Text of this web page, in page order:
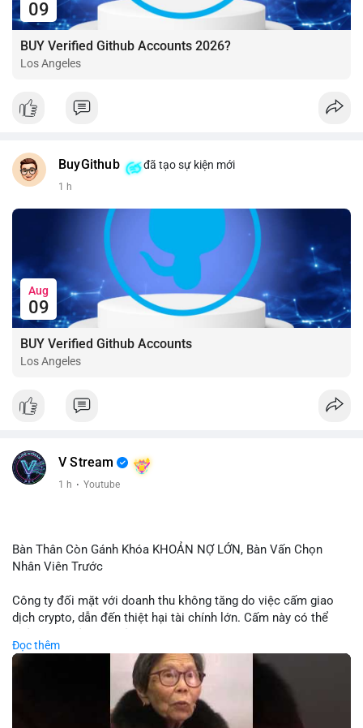
09
BUY Verified Github Accounts 2026?
Los Angeles
BuyGithub đã tạo sự kiện mới
1 h
Aug
09
BUY Verified Github Accounts
Los Angeles
V Stream
1 h · Youtube
Bàn Thân Còn Gánh Khóa KHOẢN NỢ LỚN, Bàn Vấn Chọn
Nhân Viên Trước
Công ty đối mặt với doanh thu không tăng do việc cấm giao
dịch crypto, dẫn đến thiệt hại tài chính lớn. Cấm này có thể
biến động giá digital asset. Bàn vấn chuyển hướng tập trung
vào nhân lực, cho thấy chiến lược giảm chi phí hoặc điều chỉnh
mô hình kinh doanh. Điều này có thể ảnh hưởng đến thị trường
crypto và các doanh nghiệp liên quan trong tương lai.
Đọc thêm